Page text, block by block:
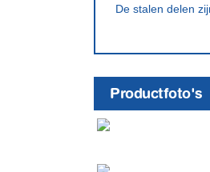
​De stalen delen
Productfoto's